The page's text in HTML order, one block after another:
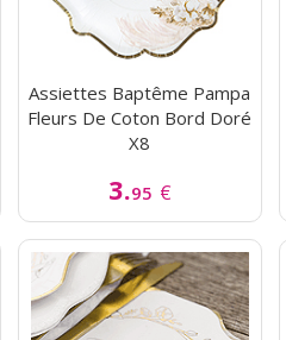
Assiettes Baptême Pampa
Fleurs De Coton Bord Doré
X8
3.95 €